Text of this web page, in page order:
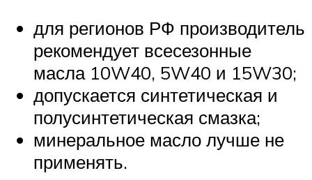
для регионов РФ производитель
рекомендует всесезонные
масла 10W40, 5W40 и 15W30;
допускается синтетическая и
полусинтетическая смазка;
минеральное масло лучше не
применять.